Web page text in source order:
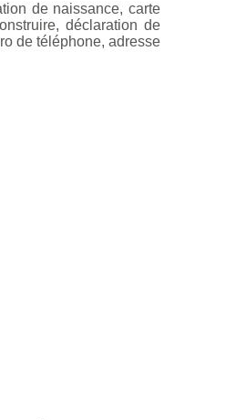
de naissance, carte
déclaration de
de téléphone, adresse